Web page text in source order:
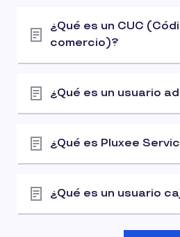
¿Qué es un CUC
comercio)?
¿Qué es un usuario
¿Qué es Pluxee
¿Qué es un usuario